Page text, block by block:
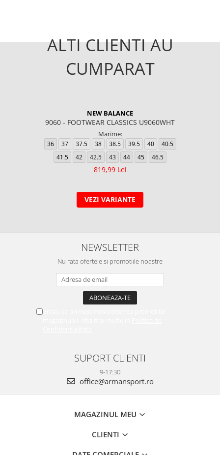
ALTI CLIENTI AU
CUMPARAT
NEW BALANCE
9060 - FOOTWEAR CLASSICS U9060WHT
Marime:
36 37 37.5 38 38.5 39.5 40
40.5
41.5
42 42.5 43 44 45 46.5
819,99 Lei
VEZI VARIANTE
NEWSLETTER
Nu rata ofertele si promotiile noastre
SUPORT CLIENTI
9-17:30
office@armansport.ro
MAGAZINUL MEU
CLIENTI